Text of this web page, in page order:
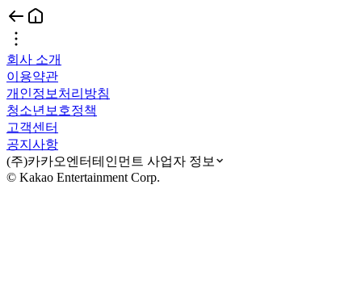
회사 소개
이용약관
개인정보처리방침
청소년보호정책
고객센터
공지사항
(주)카카오엔터테인먼트 사업자 정보
© Kakao Entertainment Corp.